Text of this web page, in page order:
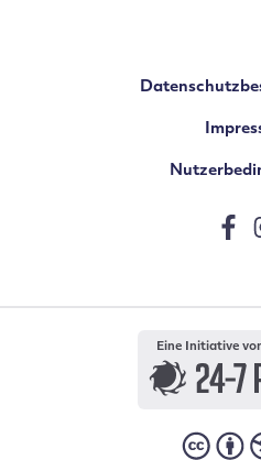
Eine Initiative